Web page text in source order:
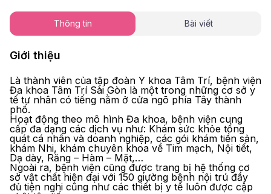
Thông tin Bài viết
Giới thiệu
Là thành viên của tập đoàn Y khoa Tâm Trí, bệnh viện
Đa khoa Tâm Trí Sài Gòn là một trong những cơ sở y
tế tư nhân có tiếng nằm ở cửa ngõ phía Tây thành
phố.
Hoạt động theo mô hình Đa khoa, bệnh viện cung
cấp đa dạng các dịch vụ như: Khám sức khỏe tổng
quát cá nhân và doanh nghiệp, các gói khám tiền sản,
khám Nhi, khám chuyên khoa về Tim mạch, Nội tiết,
Dạ dày, Răng – Hàm – Mặt,…
Ngoài ra, bệnh viện cũng được trang bị hệ thống cơ
sở vật chất hiện đại với 150 giường bệnh nội trú đầy
đủ tiện nghi cũng như các thiết bị y tế luôn được cập